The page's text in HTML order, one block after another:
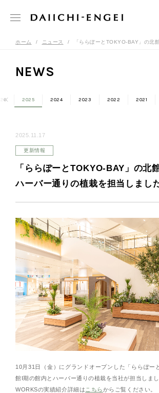
ホーム ニュース 「ららぽーとTOKYO-BAY」の北館
NEWS
2025 2024 2023 2022 2021
2025.11.17
更新情報
「ららぽーとTOKYO-BAY」の北
ハーバー通りの植栽を担当しまし
10月31日（金）にグランドオープンした「ららぽー
館Ⅰ期の館内とハーバー通りの植栽を当社が担当しまし
WORKSの実績紹介詳細は こちらからご覧ください。